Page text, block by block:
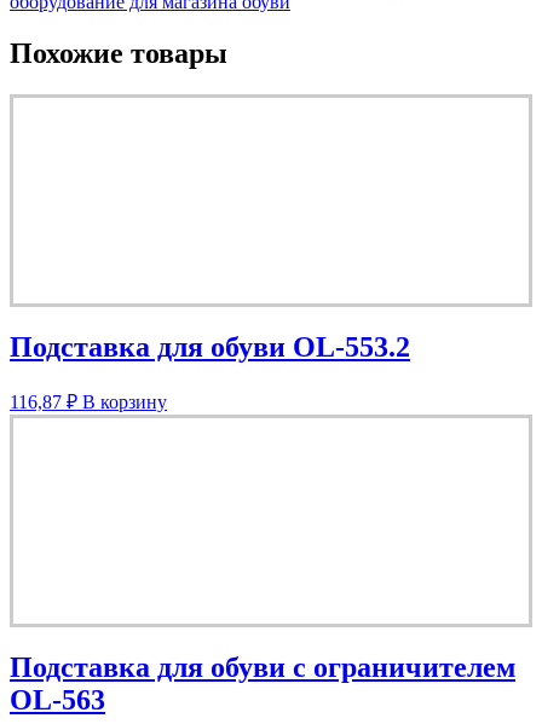
Похожие товары
Подставка для обуви OL-553.2
116,87 ₽ В корзину
Подставка для обуви с ограничителем
OL-563